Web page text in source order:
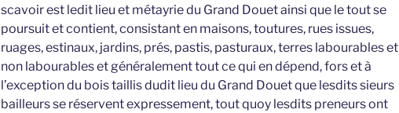
scavoir est ledit lieu et métayrie du Grand Douet ainsi que le tout se
poursuit et contient, consistant en maisons, toutures, rues issues,
ruages, estinaux, jardins, prés, pastis, pasturaux, terres labourables et
non labourables et généralement tout ce qui en dépend, fors et à
l’exception du bois taillis dudit lieu du Grand Douet que lesdits sieurs
bailleurs se réservent expressement, tout quoy lesdits preneurs ont